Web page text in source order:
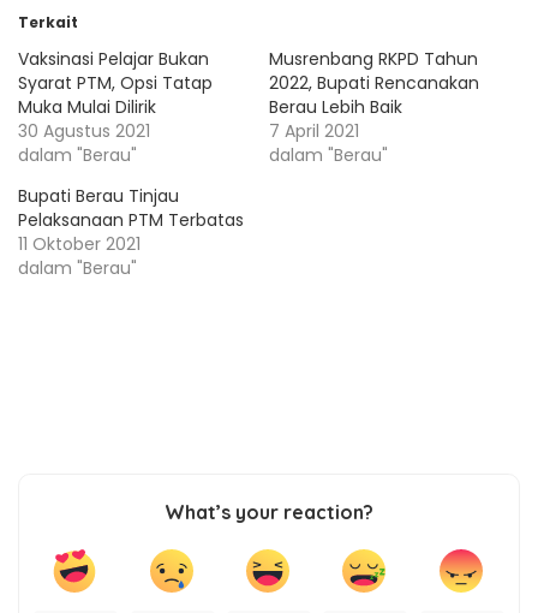
Terkait
Vaksinasi Pelajar Bukan
Syarat PTM, Opsi Tatap
Muka Mulai Dilirik
30 Agustus 2021
dalam "Berau"
Musrenbang RKPD Tahun
2022, Bupati Rencanakan
Berau Lebih Baik
7 April 2021
dalam "Berau"
Bupati Berau Tinjau
Pelaksanaan PTM Terbatas
11 Oktober 2021
dalam "Berau"
What’s your reaction?